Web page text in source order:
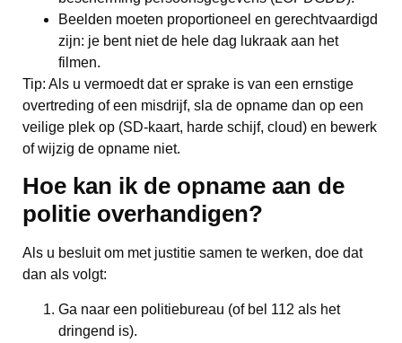
Beelden moeten proportioneel en gerechtvaardigd
zijn: je bent niet de hele dag lukraak aan het
filmen.
Tip: Als u vermoedt dat er sprake is van een ernstige
overtreding of een misdrijf, sla de opname dan op een
veilige plek op (SD-kaart, harde schijf, cloud) en bewerk
of wijzig de opname niet.
Hoe kan ik de opname aan de
politie overhandigen?
Als u besluit om met justitie samen te werken, doe dat
dan als volgt:
Ga naar een politiebureau (of bel 112 als het
dringend is).